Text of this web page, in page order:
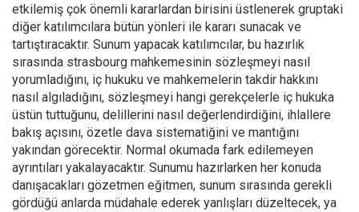
etkilemiş çok önemli kararlardan birisini üstlenerek gruptaki
diğer katılımcılara bütün yönleri ile kararı sunacak ve
tartıştıracaktır. Sunum yapacak katılımcılar, bu hazırlık
sırasında strasbourg mahkemesinin sözleşmeyi nasıl
yorumladığını, iç hukuku ve mahkemelerin takdir hakkını
nasıl algıladığını, sözleşmeyi hangi gerekçelerle iç hukuka
üstün tuttuğunu, delillerini nasıl değerlendirdiğini, ihlallere
bakış açısını, özetle dava sistematiğini ve mantığını
yakından görecektir. Normal okumada fark edilemeyen
ayrıntıları yakalayacaktır. Sunumu hazırlarken her konuda
danışacakları gözetmen eğitmen, sunum sırasında gerekli
gördüğü anlarda müdahale ederek yanlışları düzeltecek, ya